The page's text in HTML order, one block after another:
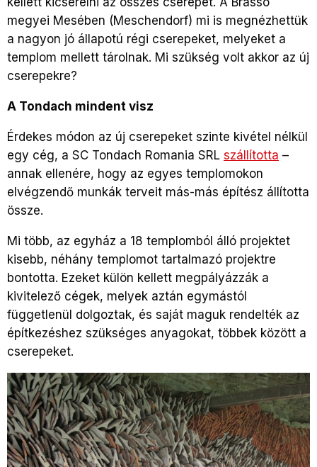
megyei Mesében (Meschendorf) mi is megnézhettük
a nagyon jó állapotú régi cserepeket, melyeket a
templom mellett tárolnak. Mi szükség volt akkor az új
cserepekre?
A Tondach mindent visz
Érdekes módon az új cserepeket szinte kivétel nélkül
egy cég, a SC Tondach Romania SRL szállította –
annak ellenére, hogy az egyes templomokon
elvégzendő munkák terveit más-más építész állította
össze.
Mi több, az egyház a 18 templomból álló projektet
kisebb, néhány templomot tartalmazó projektre
bontotta. Ezeket külön kellett megpályázzák a
kivitelező cégek, melyek aztán egymástól
függetlenül dolgoztak, és saját maguk rendelték az
építkezéshez szükséges anyagokat, többek között a
cserepeket.